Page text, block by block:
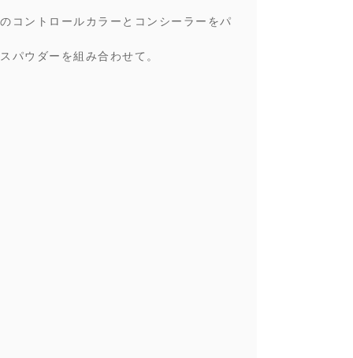
コントロールカラーとコンシーラーをパ
パウダーを組み合わせて。